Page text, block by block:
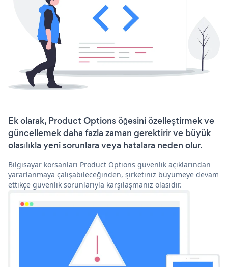
Ek olarak, Product Options öğesini özelleştirmek ve
güncellemek daha fazla zaman gerektirir ve büyük
olasılıkla yeni sorunlara veya hatalara neden olur.
Bilgisayar korsanları Product Options güvenlik açıklarından
yararlanmaya çalışabileceğinden, şirketiniz büyümeye devam
ettikçe güvenlik sorunlarıyla karşılaşmanız olasıdır.